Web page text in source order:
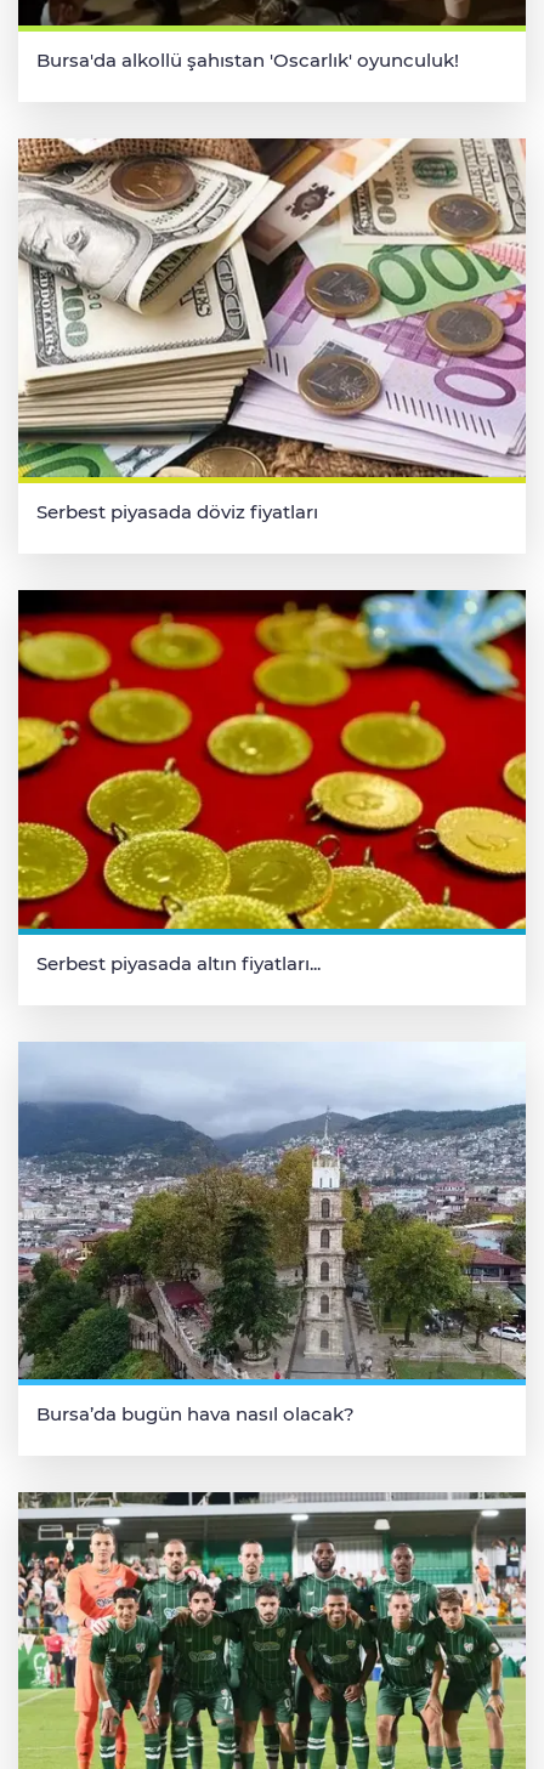
Bursa'da alkollü şahıstan 'Oscarlık' oyunculuk!
Serbest piyasada döviz fiyatları
Serbest piyasada altın fiyatları...
Bursa’da bugün hava nasıl olacak?